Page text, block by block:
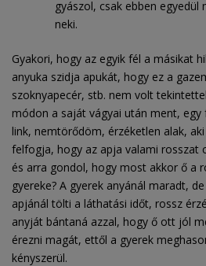
gyászol, csak ebben
neki.
Gyakori, hogy az egyik fél a másikat
anyuka szidja apukát, hogy ez a
szoknyapecér, stb. nem volt
módon a saját vágyai után ment, egy
link, nemtörődöm, érzéketlen alak,
felfogja, hogy az apja valami rosszat
és arra gondol, hogy most akkor ő a
gyereke? A gyerek anyánál maradt,
apjánál tölti a láthatási időt, rossz
anyját bántaná azzal, hogy ő ott jól
érezni magát, ettől a gyerek
kényszerül.